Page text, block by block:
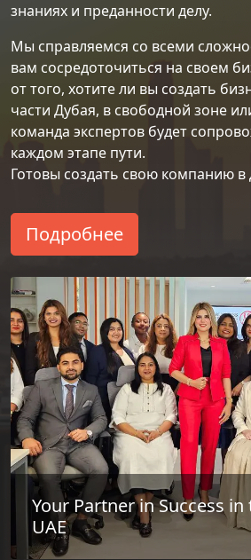
знаниях и преданности делу.
Мы справляемся со всеми
вам сосредоточиться на своем
от того, хотите ли вы создать
части Дубая, в свободной зоне
команда экспертов будет
каждом этапе пути.
Готовы создать свою компанию в
Подробнее
Your Partner in Success in
UAE